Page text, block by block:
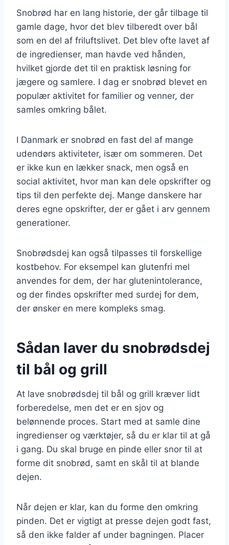
Snobrød har en lang historie, der går tilbage til
gamle dage, hvor det blev tilberedt over bål
som en del af friluftslivet. Det blev ofte lavet af
de ingredienser, man havde ved hånden,
hvilket gjorde det til en praktisk løsning for
jægere og samlere. I dag er snobrød blevet en
populær aktivitet for familier og venner, der
samles omkring bålet.
I Danmark er snobrød en fast del af mange
udendørs aktiviteter, især om sommeren. Det
er ikke kun en lækker snack, men også en
social aktivitet, hvor man kan dele opskrifter og
tips til den perfekte dej. Mange danskere har
deres egne opskrifter, der er gået i arv gennem
generationer.
Snobrødsdej kan også tilpasses til forskellige
kostbehov. For eksempel kan glutenfri mel
anvendes for dem, der har glutenintolerance,
og der findes opskrifter med surdej for dem,
der ønsker en mere kompleks smag.
Sådan laver du snobrødsdej
til bål og grill
At lave snobrødsdej til bål og grill kræver lidt
forberedelse, men det er en sjov og
belønnende proces. Start med at samle dine
ingredienser og værktøjer, så du er klar til at gå
i gang. Du skal bruge en pinde eller snor til at
forme dit snobrød, samt en skål til at blande
dejen.
Når dejen er klar, kan du forme den omkring
pinden. Det er vigtigt at presse dejen godt fast,
så den ikke falder af under bagningen. Placer